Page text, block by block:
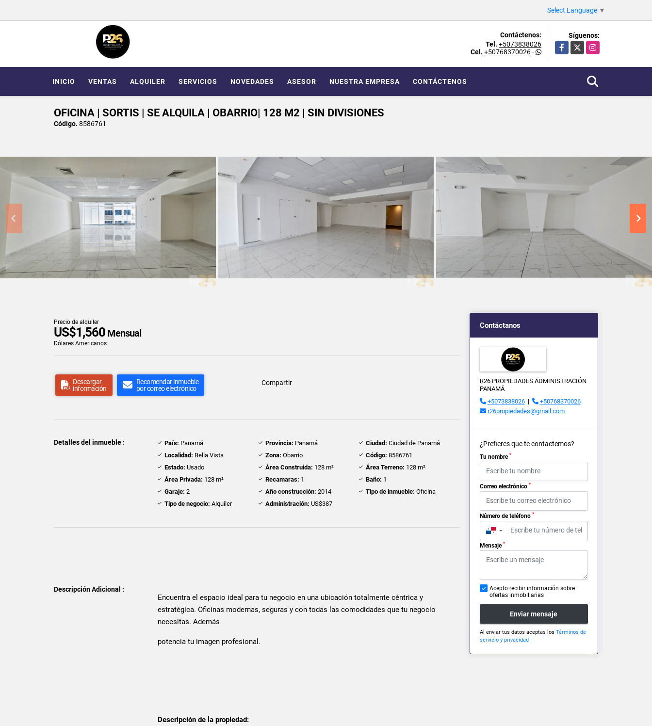
Select Language ▼
Contáctenos:
Tel. +5073838026
Cel. +50768370026-
Síguenos:
Facebook
X Instagram
INICIO VENTAS ALQUILER SERVICIOS NOVEDADES ASESOR NUESTRA EMPRESA CONTÁCTENOS
OFICINA | SORTIS | SE ALQUILA | OBARRIO| 128 M2 | SIN DIVISIONES
Código. 8586761
Precio de alquiler
US$1,560 Mensual
Dólares Americanos
Descargar
información
Recomendar inmueble
por correo electrónico
Compartir
Detalles del inmueble : País: Panamá Provincia: Panamá Ciudad: Ciudad de Panamá
Localidad: Bella Vista Zona: Obarrio Código: 8586761
Estado: Usado Área Construida: 128 m² Área Terreno: 128 m²
Área Privada: 128 m² Recamaras: 1 Baño: 1
Garaje: 2 Año construcción: 2014 Tipo de inmueble: Oficina
Tipo de negocio: Alquiler Administración: US$387
Descripción Adicional :
Encuentra el espacio ideal para tu negocio en una ubicación totalmente céntrica y
estratégica. Oficinas modernas, seguras y con todas las comodidades que tu negocio
necesitas. Además
potencia tu imagen profesional.
Descripción de la propiedad:
Contáctanos
R26 PROPIEDADES ADMINISTRACIÓN
PANAMÁ
+5073838026|
+50768370026
r26propiedades@gmail.com
¿Prefieres que te contactemos?
Tu nombre *
Correo electrónico *
Número de teléfono *
▼
Mensaje *
Acepto recibir información sobre
ofertas inmobiliarias
Enviar mensaje
Al enviar tus datos aceptas los Términos de
servicio y privacidad